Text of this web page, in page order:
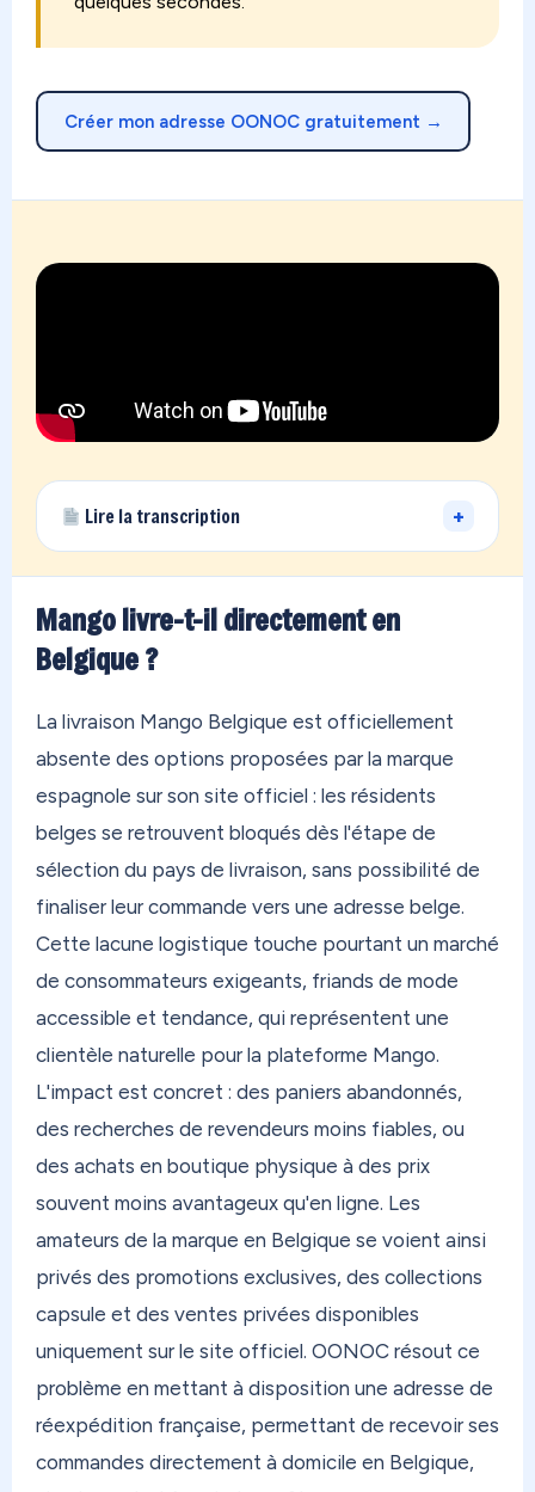
Créer mon adresse OONOC gratuitement →
Lire la transcription +
ou des boutiques qui refusent de livrer à votre
adresse ? On a exactement ce qu'il vous faut.
OONOC, c'est votre adresse personnelle en
France métropolitaine. En 30 secondes, vous êtes
boutique au monde — Amazon, Zara, Temu, peu
importe. On reçoit tout dans notre entrepôt, on
regroupe vos achats, et on vous les envoie
directement où que vous soyez. Aux Antilles, en
Polynésie, au Canada, au Maroc, partout. Dès
12,40€ (frais de port, hors frais de traitement),
avec des options express et économiques selon
Et si vous avez des colis qui s'accumulent chez un
proche — famille, ami — qui n'a ni le temps ni
l'envie de faire la queue en bureau de poste ?
dépose simplement dans un Mondial Relay, sans
avancer un centime. Et si vous résidez dans les
DOM, vous recevez votre colis sans taxe. Simple,
rapide, sans déranger personne.
selon vos besoins. Besoin d'une réexpédition
prioritaire avec indemnisation en cas de casse ou
de perte ? Activez Secure Plus. Prévisualisez vos
Mango livre-t-il directement en
Belgique ?
La livraison Mango Belgique est officiellement
absente des options proposées par la marque
espagnole sur son site officiel : les résidents
belges se retrouvent bloqués dès l'étape de
sélection du pays de livraison, sans possibilité de
finaliser leur commande vers une adresse belge.
Cette lacune logistique touche pourtant un marché
de consommateurs exigeants, friands de mode
accessible et tendance, qui représentent une
clientèle naturelle pour la plateforme Mango.
L'impact est concret : des paniers abandonnés,
des recherches de revendeurs moins fiables, ou
des achats en boutique physique à des prix
souvent moins avantageux qu'en ligne. Les
amateurs de la marque en Belgique se voient ainsi
privés des promotions exclusives, des collections
capsule et des ventes privées disponibles
uniquement sur le site officiel. OONOC résout ce
problème en mettant à disposition une adresse de
réexpédition française, permettant de recevoir ses
commandes directement à domicile en Belgique,